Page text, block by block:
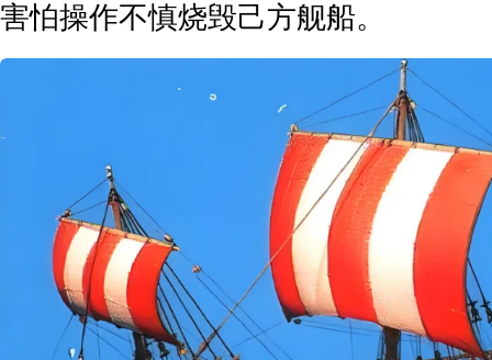
害怕操作不慎烧毁己方舰船。